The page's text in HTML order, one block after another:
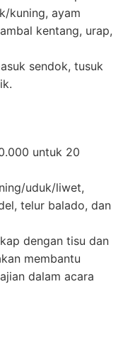
kuning, ayam
kentang, urap,
sendok, tusuk
untuk 20
uduk/liwet,
telur balado, dan
dengan tisu dan
membantu
dalam acara